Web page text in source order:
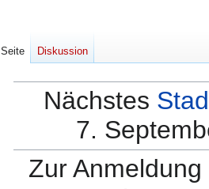
Nächstes
7.
Zur
Seite Diskussion